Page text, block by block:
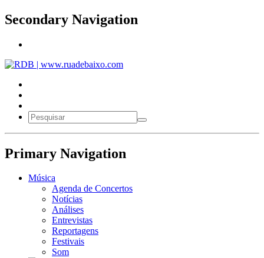
Secondary Navigation
Primary Navigation
Música
Agenda de Concertos
Notícias
Análises
Entrevistas
Reportagens
Festivais
Som